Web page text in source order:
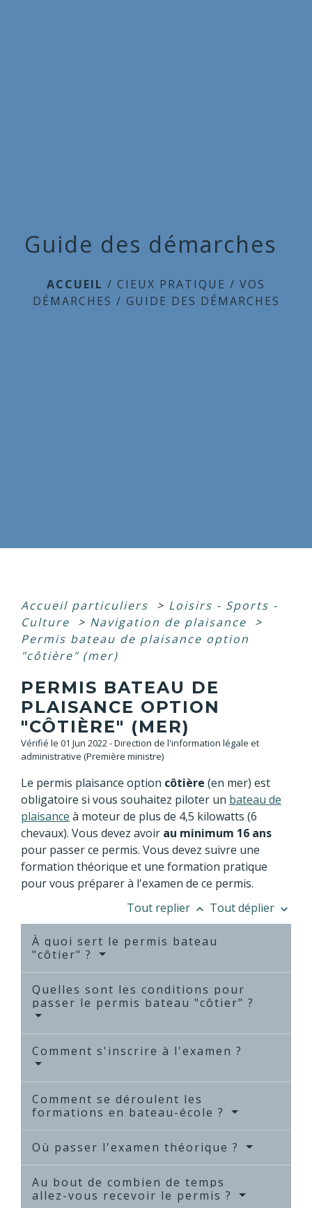
Guide des démarches
ACCUEIL / CIEUX PRATIQUE / VOS
DÉMARCHES / GUIDE DES DÉMARCHES
Accueil particuliers > Loisirs - Sports -
Culture
> Navigation de plaisance
>
Permis bateau de plaisance option
"côtière" (mer)
PERMIS BATEAU DE
PLAISANCE OPTION
"CÔTIÈRE" (MER)
Vérifié le 01 Jun 2022 - Direction de l'information légale et
administrative (Première ministre)
Le permis plaisance option côtière (en mer) est
obligatoire si vous souhaitez piloter un bateau de
plaisance à moteur de plus de 4,5 kilowatts (6
chevaux). Vous devez avoir au minimum 16 ans
pour passer ce permis. Vous devez suivre une
formation théorique et une formation pratique
pour vous préparer à l'examen de ce permis.
Tout replier keyboard_arrow_up Tout déplier keyboard_arrow_down
À quoi sert le permis bateau
"côtier" ?
Quelles sont les conditions pour
passer le permis bateau "côtier" ?
Comment s'inscrire à l'examen ?
Comment se déroulent les
formations en bateau-école ?
Où passer l'examen théorique ?
Au bout de combien de temps
allez-vous recevoir le permis ?